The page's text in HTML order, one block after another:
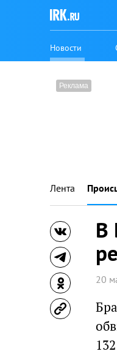
Новости
Лента
В
20